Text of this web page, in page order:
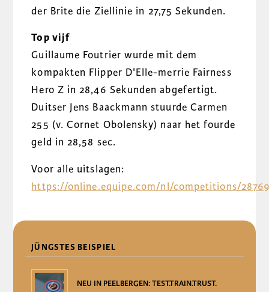
der Brite die Ziellinie in 27,75 Sekunden.
Top vijf
Guillaume Foutrier wurde mit dem
kompakten Flipper D'Elle-merrie Fairness
Hero Z in 28,46 Sekunden abgefertigt.
Duitser Jens Baackmann stuurde Carmen
255 (v. Cornet Obolensky) naar het fourde
geld in 28,58 sec.
Voor alle uitslagen:
https://online.equipe.com/nl/competitions/
JÜNGSTES BEISPIEL
NEU IN PEELBERGEN: TEST.TRAIN.TRUST.